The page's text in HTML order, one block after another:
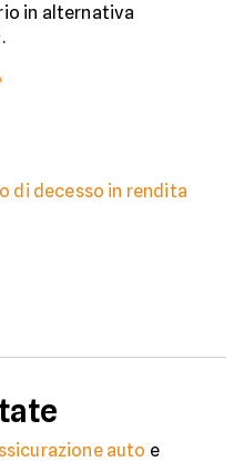
in alternativa
di decesso in rendita
auto e